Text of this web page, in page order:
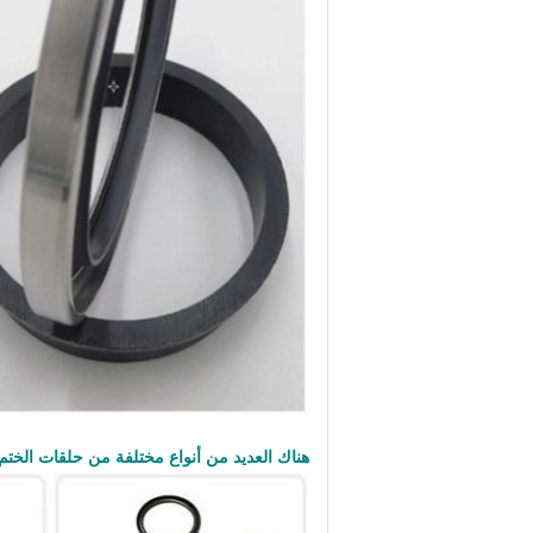
هناك العديد من أنواع مختلفة من حلقات